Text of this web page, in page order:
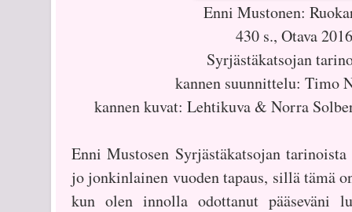
Enni Mustonen:
430 s., Otava
Syrjästäkatsojan
kannen suunnittelu: Timo
kannen kuvat: Lehtikuva & Norra
Enni Mustosen Syrjästäkatsojan
jo jonkinlainen vuoden tapaus, sillä tämä
kun olen innolla odottanut pääseväni